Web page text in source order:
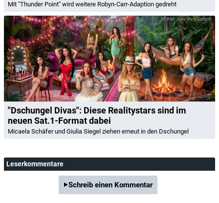
Mit "Thunder Point" wird weitere Robyn-Carr-Adaption gedreht
Joyn/Rico Güttich
"Dschungel Divas": Diese Realitystars sind im
neuen Sat.1-Format dabei
Micaela Schäfer und Giulia Siegel ziehen erneut in den Dschungel
Leserkommentare
Schreib einen Kommentar